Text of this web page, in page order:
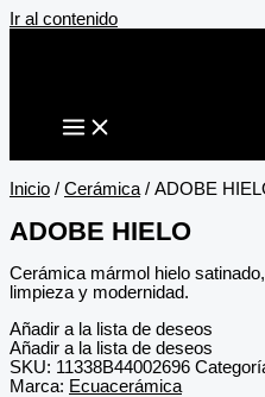
Ir al contenido
Inicio / Cerámica / ADOBE
ADOBE HIELO
Cerámica mármol hielo
limpieza y modernidad.
Añadir a la lista de deseos
Añadir a la lista de deseos
SKU: 11338B44002696
Marca: Ecuacerámica